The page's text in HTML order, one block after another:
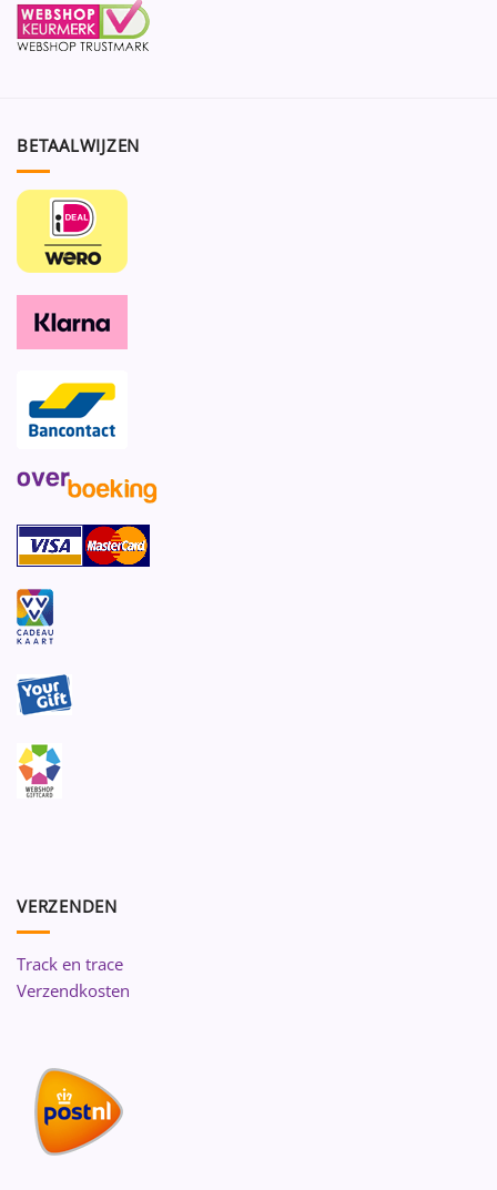
BETAALWIJZEN
VERZENDEN
Track en trace
Verzendkosten